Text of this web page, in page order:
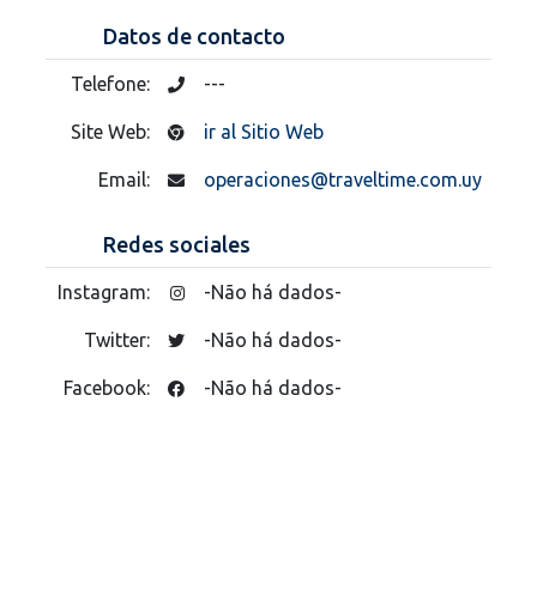
Datos de contacto
Telefone: ---
Site Web: ir al Sitio Web
Email: operaciones@traveltime.com.uy
Redes sociales
Instagram: -Não há dados-
Twitter: -Não há dados-
Facebook: -Não há dados-